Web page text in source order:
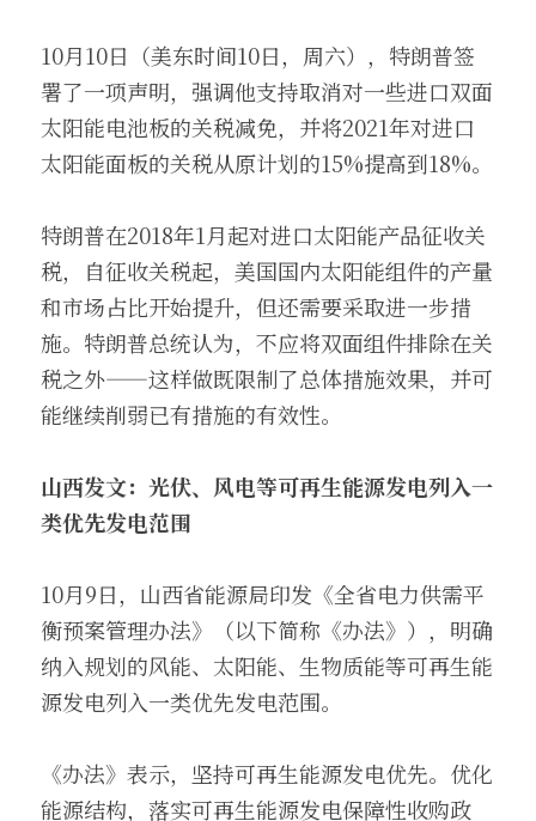
10月10日（美东时间10日，周六），特朗普签
署了一项声明，强调他支持取消对一些进口双面
太阳能电池板的关税减免，并将2021年对进口
太阳能面板的关税从原计划的15%提高到18%。
特朗普在2018年1月起对进口太阳能产品征收关
税，自征收关税起，美国国内太阳能组件的产量
和市场占比开始提升，但还需要采取进一步措
施。特朗普总统认为，不应将双面组件排除在关
税之外——这样做既限制了总体措施效果，并可
能继续削弱已有措施的有效性。
山西发文：光伏、风电等可再生能源发电列入一
类优先发电范围
10月9日，山西省能源局印发《全省电力供需平
衡预案管理办法》（以下简称《办法》），明确
纳入规划的风能、太阳能、生物质能等可再生能
源发电列入一类优先发电范围。
《办法》表示，坚持可再生能源发电优先。优化
能源结构，落实可再生能源发电保障性收购政